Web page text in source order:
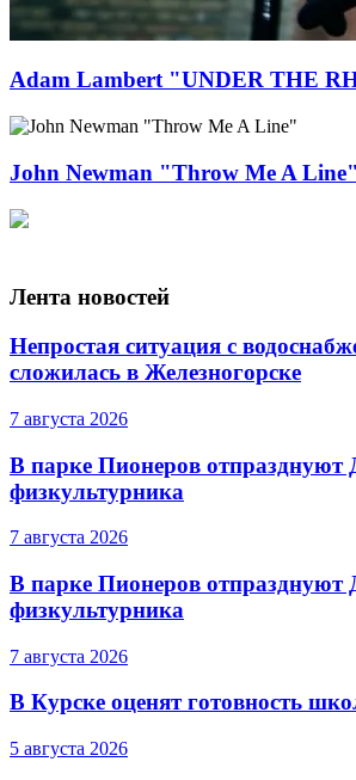
Adam Lambert "UNDER THE
John Newman "Throw Me A Line"
Лента новостей
Непростая ситуация с
сложилась в Железногорске
7 августа 2026
В парке Пионеров отпразднуют
физкультурника
7 августа 2026
В парке Пионеров отпразднуют
физкультурника
7 августа 2026
В Курске оценят готовность
5 августа 2026